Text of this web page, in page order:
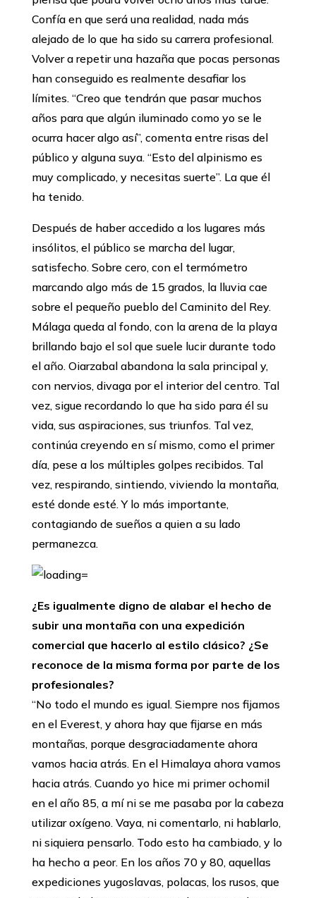
Confía en que será una realidad, nada más
alejado de lo que ha sido su carrera profesional.
Volver a repetir una hazaña que pocas personas
han conseguido es realmente desafiar los
límites. ‘‘Creo que tendrán que pasar muchos
años para que algún iluminado como yo se le
ocurra hacer algo así’’, comenta entre risas del
público y alguna suya. ‘‘Esto del alpinismo es
muy complicado, y necesitas suerte’’. La que él
ha tenido.
Después de haber accedido a los lugares más
insólitos, el público se marcha del lugar,
satisfecho. Sobre cero, con el termómetro
marcando algo más de 15 grados, la lluvia cae
sobre el pequeño pueblo del Caminito del Rey.
Málaga queda al fondo, con la arena de la playa
brillando bajo el sol que suele lucir durante todo
el año. Oiarzabal abandona la sala principal y,
con nervios, divaga por el interior del centro. Tal
vez, sigue recordando lo que ha sido para él su
vida, sus aspiraciones, sus triunfos. Tal vez,
continúa creyendo en sí mismo, como el primer
día, pese a los múltiples golpes recibidos. Tal
vez, respirando, sintiendo, viviendo la montaña,
esté donde esté. Y lo más importante,
contagiando de sueños a quien a su lado
permanezca.
¿Es igualmente digno de alabar el hecho de
subir una montaña con una expedición
comercial que hacerlo al estilo clásico? ¿Se
reconoce de la misma forma por parte de los
profesionales?
‘‘No todo el mundo es igual. Siempre nos fijamos
en el Everest, y ahora hay que fijarse en más
montañas, porque desgraciadamente ahora
vamos hacia atrás. En el Himalaya ahora vamos
hacia atrás. Cuando yo hice mi primer ochomil
en el año 85, a mí ni se me pasaba por la cabeza
utilizar oxígeno. Vaya, ni comentarlo, ni hablarlo,
ni siquiera pensarlo. Todo esto ha cambiado, y lo
ha hecho a peor. En los años 70 y 80, aquellas
expediciones yugoslavas, polacas, los rusos, que